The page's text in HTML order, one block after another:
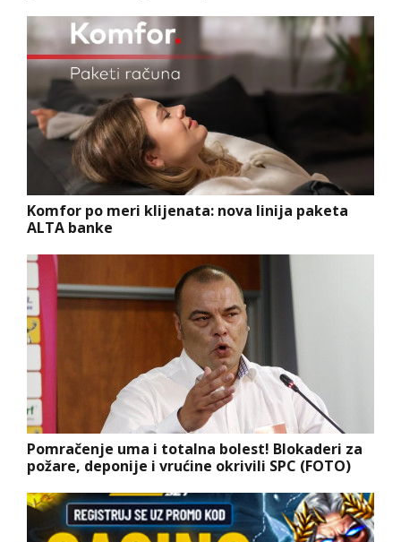
Komfor po meri klijenata: nova linija paketa
ALTA banke
Pomračenje uma i totalna bolest! Blokaderi za
požare, deponije i vrućine okrivili SPC (FOTO)